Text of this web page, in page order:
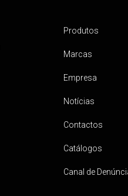
Produtos
Marcas
Empresa
Notícias
Contactos
Catálogos
Canal de